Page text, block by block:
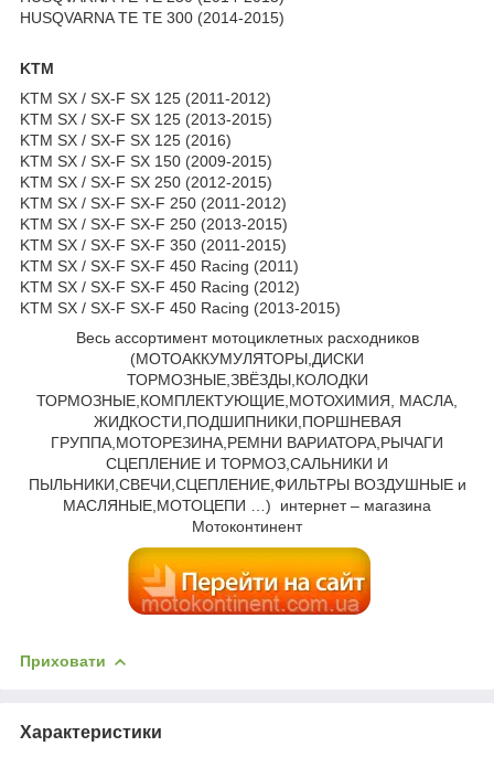
HUSQVARNA TE TE 300 (2014-2015)
KTM
KTM SX / SX-F SX 125 (2011-2012)
KTM SX / SX-F SX 125 (2013-2015)
KTM SX / SX-F SX 125 (2016)
KTM SX / SX-F SX 150 (2009-2015)
KTM SX / SX-F SX 250 (2012-2015)
KTM SX / SX-F SX-F 250 (2011-2012)
KTM SX / SX-F SX-F 250 (2013-2015)
KTM SX / SX-F SX-F 350 (2011-2015)
KTM SX / SX-F SX-F 450 Racing (2011)
KTM SX / SX-F SX-F 450 Racing (2012)
KTM SX / SX-F SX-F 450 Racing (2013-2015)
Весь ассортимент мотоциклетных расходников
(МОТОАККУМУЛЯТОРЫ,ДИСКИ
ТОРМОЗНЫЕ,ЗВЁЗДЫ,КОЛОДКИ
ТОРМОЗНЫЕ,КОМПЛЕКТУЮЩИЕ,МОТОХИМИЯ, МАСЛА,
ЖИДКОСТИ,ПОДШИПНИКИ,ПОРШНЕВАЯ
ГРУППА,МОТОРЕЗИНА,РЕМНИ ВАРИАТОРА,РЫЧАГИ
СЦЕПЛЕНИЕ И ТОРМОЗ,САЛЬНИКИ И
ПЫЛЬНИКИ,СВЕЧИ,СЦЕПЛЕНИЕ,ФИЛЬТРЫ ВОЗДУШНЫЕ и
МАСЛЯНЫЕ,МОТОЦЕПИ …) интернет – магазина
Мотоконтинент
Приховати
Характеристики